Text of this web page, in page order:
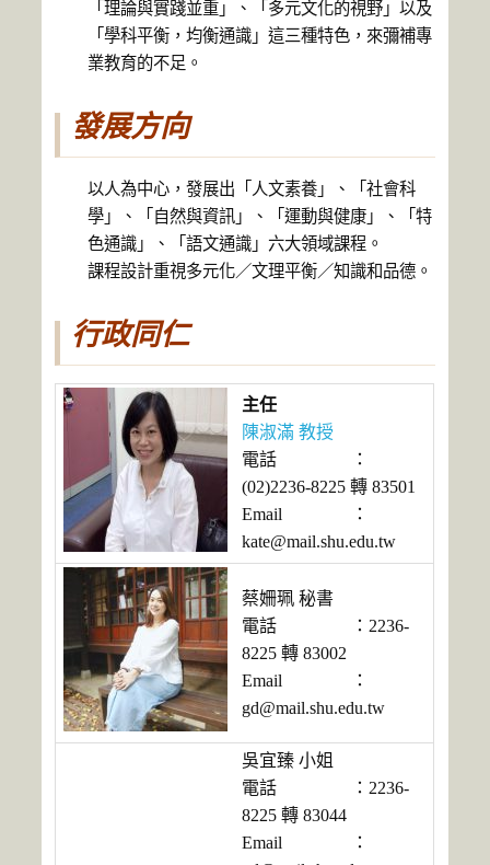
「理論與實踐並重」、「多元文化的視野」以及
「學科平衡，均衡通識」這三種特色，來彌補專
業教育的不足。
發展方向
以人為中心，發展出「人文素養」、「社會科
學」、「自然與資訊」、「運動與健康」、「特
色通識」、「語文通識」六大領域課程。
課程設計重視多元化／文理平衡／知識和品德。
行政同仁
主任
陳淑滿 教授
電話
：
(02)2236-8225 轉 83501
Email
：
kate@mail.shu.edu.tw
蔡姍珮 秘書
電話
：2236-
8225 轉 83002
Email
：
gd@mail.shu.edu.tw
吳宜臻 小姐
電話
：2236-
8225 轉 83044
Email
：